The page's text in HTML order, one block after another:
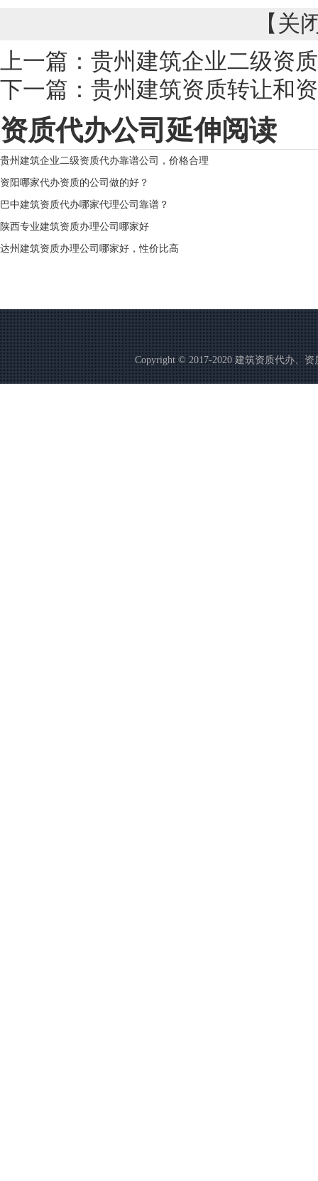
【 关
上一篇： 贵州建筑企业二级资
下一篇： 贵州建筑资质转让和
资质代办公司延伸阅读
贵州建筑企业二级资质代办靠谱公司，价格合理
资阳哪家代办资质的公司做的好？
巴中建筑资质代办哪家代理公司靠谱？
陕西专业建筑资质办理公司哪家好
达州建筑资质办理公司哪家好，性价比高
Copyright © 2017-2020 建筑资质代办、